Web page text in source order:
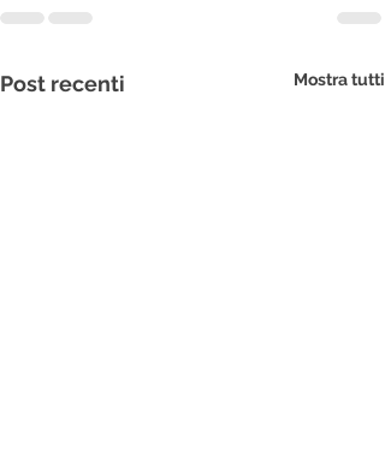
Post recenti Mostra tutti